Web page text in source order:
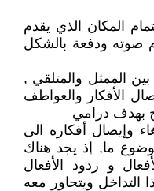
المكان الذي يقدم
صوته ودفعة بالشكل
الممثل والمتلقي ,
الأفكار والعواطف
بهدف درامي
وإيصال أفكاره الى
ما, إذ يجد هناك
و ردود الأفعال
التداخل ويتحاور معه